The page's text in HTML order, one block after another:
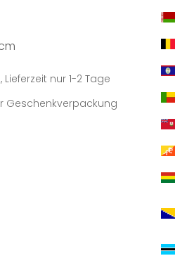
nur 1-2 Tage
Geschenkverpackung